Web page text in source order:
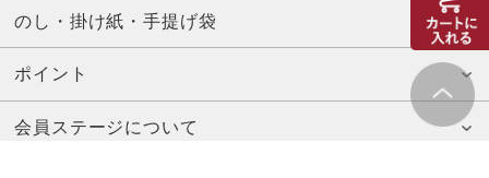
のし・掛け紙・手提げ袋
ポイント
会員ステージについて